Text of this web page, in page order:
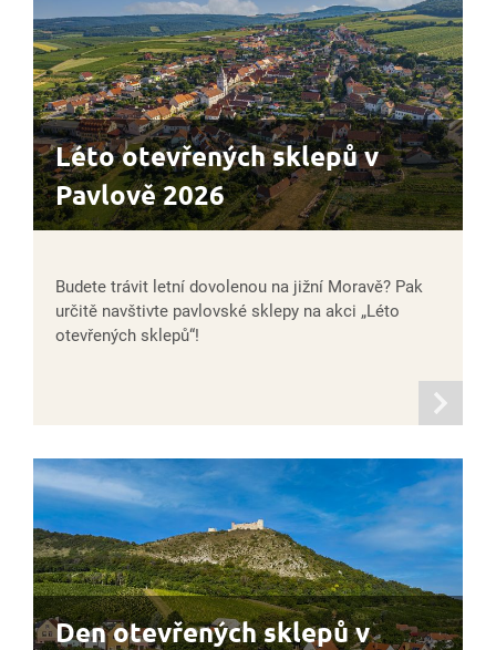
Léto otevřených sklepů v
Pavlově 2026
Budete trávit letní dovolenou na jižní Moravě? Pak
určitě navštivte pavlovské sklepy na akci „Léto
otevřených sklepů“!
Den otevřených sklepů v